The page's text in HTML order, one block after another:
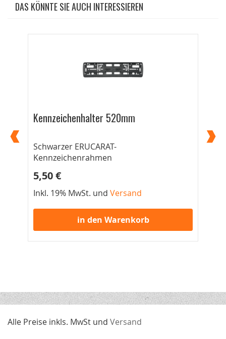
DAS KÖNNTE SIE AUCH INTERESSIEREN
Kennzeichenhalter 520mm
Schwarzer ERUCARAT-
Kennzeichenrahmen
5,50 €
Inkl. 19% MwSt. und Versand
in den Warenkorb
Alle Preise inkls. MwSt und Versand